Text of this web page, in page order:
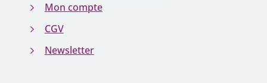
Mon compte
CGV
Newsletter